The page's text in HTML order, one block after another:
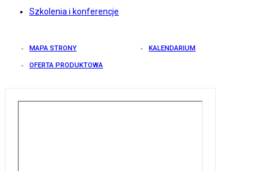
Szkolenia i konferencje
MAPA STRONY KALENDARIUM
OFERTA PRODUKTOWA